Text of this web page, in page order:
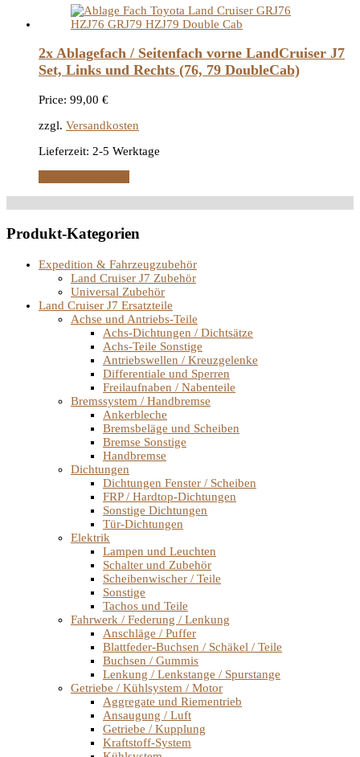
2x Ablagefach / Seitenfach vorne LandCruiser J7
Set, Links und Rechts (76, 79 DoubleCab)
Price: 99,00 €
zzgl. Versandkosten
Lieferzeit: 2-5 Werktage
Produkt-Kategorien
Expedition & Fahrzeugzubehör
Land Cruiser J7 Zubehör
Universal Zubehör
Land Cruiser J7 Ersatzteile
Achse und Antriebs-Teile
Achs-Dichtungen / Dichtsätze
Achs-Teile Sonstige
Antriebswellen / Kreuzgelenke
Differentiale und Sperren
Freilaufnaben / Nabenteile
Bremssystem / Handbremse
Ankerbleche
Bremsbeläge und Scheiben
Bremse Sonstige
Handbremse
Dichtungen
Dichtungen Fenster / Scheiben
FRP / Hardtop-Dichtungen
Sonstige Dichtungen
Tür-Dichtungen
Elektrik
Lampen und Leuchten
Schalter und Zubehör
Scheibenwischer / Teile
Sonstige
Tachos und Teile
Fahrwerk / Federung / Lenkung
Anschläge / Puffer
Blattfeder-Buchsen / Schäkel / Teile
Buchsen / Gummis
Lenkung / Lenkstange / Spurstange
Getriebe / Kühlsystem / Motor
Aggregate und Riementrieb
Ansaugung / Luft
Getriebe / Kupplung
Kraftstoff-System